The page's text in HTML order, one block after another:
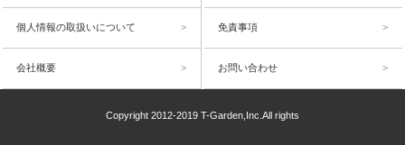
個人情報の取扱いについて 免責事項
会社概要 お問い合わせ
Copyright 2012-2019 T-Garden,Inc.All rights